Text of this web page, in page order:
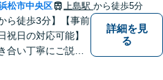
松市中央区 上島駅 から徒歩5分
ら徒歩3分】【事前
祝日の対応可能】
合い丁寧にご説明
詳細を見
る